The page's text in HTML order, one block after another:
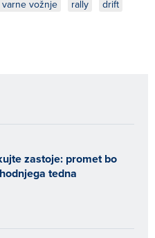
vožnje rally drift
zastoje: promet bo
tedna